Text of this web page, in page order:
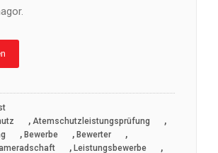
, Atemschutzleistungsprüfung ,
, Bewerbe , Bewerter ,
, Leistungsbewerbe ,